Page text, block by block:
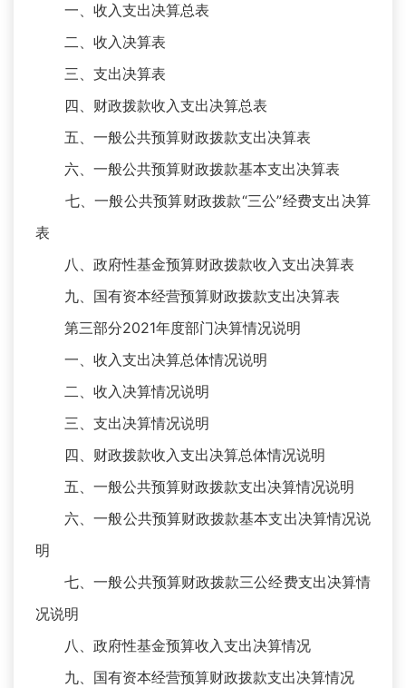
一、收入支出决算总表
二、收入决算表
三、支出决算表
四、财政拨款收入支出决算总表
五、一般公共预算财政拨款支出决算表
六、一般公共预算财政拨款基本支出决算表
七、一般公共预算财政拨款“三公”经费支出决算
表
八、政府性基金预算财政拨款收入支出决算表
九、国有资本经营预算财政拨款支出决算表
第三部分2021年度部门决算情况说明
一、收入支出决算总体情况说明
二、收入决算情况说明
三、支出决算情况说明
四、财政拨款收入支出决算总体情况说明
五、一般公共预算财政拨款支出决算情况说明
六、一般公共预算财政拨款基本支出决算情况说
明
七、一般公共预算财政拨款三公经费支出决算情
况说明
八、政府性基金预算收入支出决算情况
九、国有资本经营预算财政拨款支出决算情况